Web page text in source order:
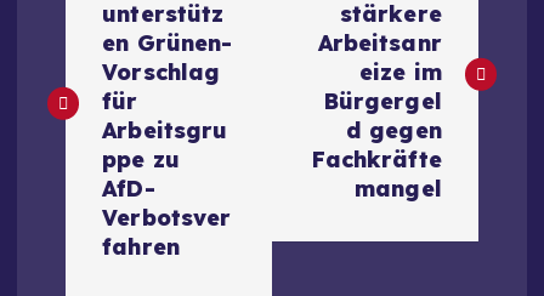
t
unterstütz
en Grünen-
Vorschlag
für
Arbeitsgru
ppe zu
AfD-
Verbotsver
fahren
stärkere
Arbeitsanr
eize im
Bürgergel
d gegen
Fachkräfte
mangel